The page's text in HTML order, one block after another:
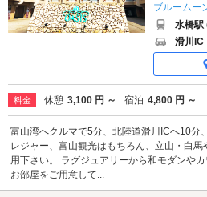
ブルームー
水橋駅
滑川IC
料金 休憩 3,100 円 ～ 宿泊 4,800 円 ～
富山湾へクルマで5分、北陸道滑川ICへ10分
レジャー、富山観光はもちろん、立山・白馬
用下さい。 ラグジュアリーから和モダンや
お部屋をご用意して...